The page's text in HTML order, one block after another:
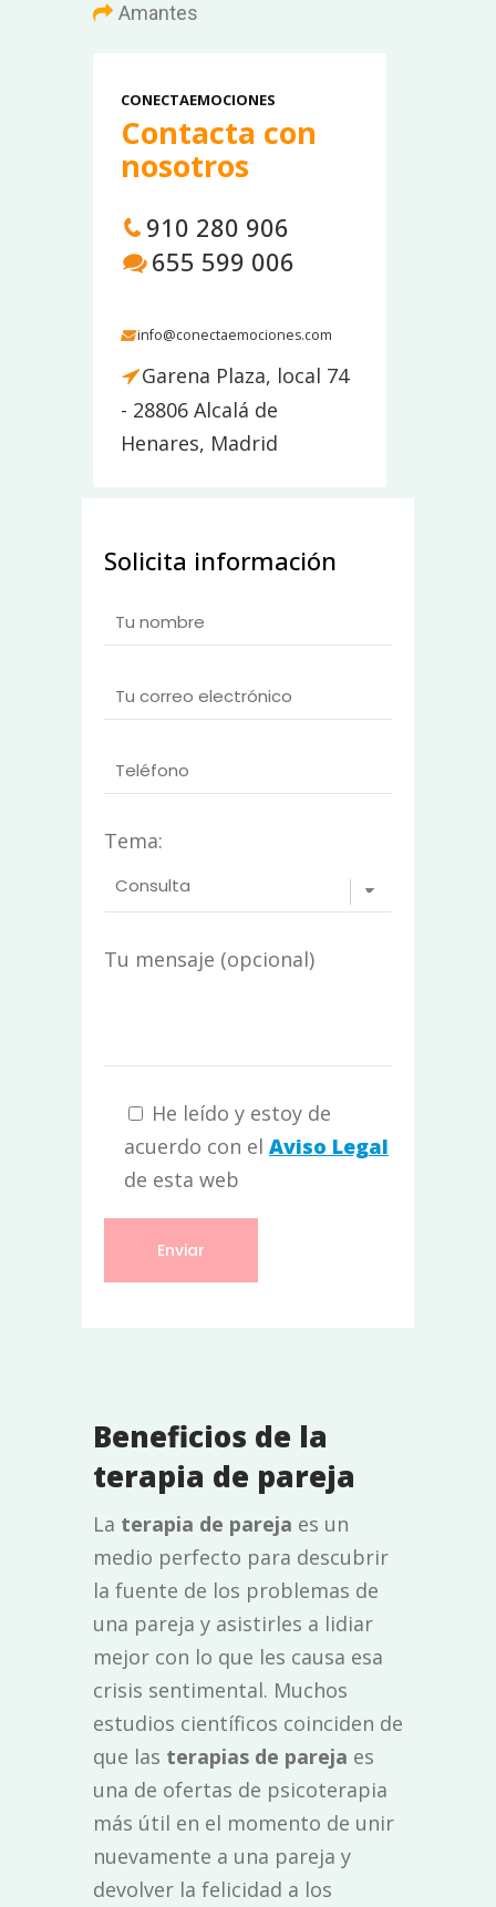
Amantes
CONECTAEMOCIONES
Contacta con
nosotros
910 280 906
655 599 006
info@conectaemociones.com
Garena Plaza, local 74
- 28806 Alcalá de
Henares, Madrid
Solicita información
Tema:
Tu mensaje (opcional)
He leído y estoy de
acuerdo con el Aviso Legal
de esta web
Beneficios de la
terapia de pareja
La terapia de pareja es un
medio perfecto para descubrir
la fuente de los problemas de
una pareja y asistirles a lidiar
mejor con lo que les causa esa
crisis sentimental. Muchos
estudios científicos coinciden de
que las terapias de pareja es
una de ofertas de psicoterapia
más útil en el momento de unir
nuevamente a una pareja y
devolver la felicidad a los